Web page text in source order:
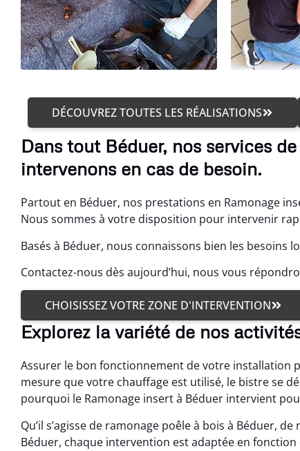
DÉCOUVREZ TOUTES LES RÉALISATIONS
Dans tout Béduer, nos services
intervenons en cas de besoin.
Partout en Béduer, nos prestations en Ramonage
Nous sommes à votre disposition pour intervenir
Basés à Béduer, nous connaissons bien les besoins
Contactez-nous dès aujourd’hui, nous vous
CHOISISSEZ VOTRE ZONE D'INTERVENTION
Explorez la variété de nos
Assurer le bon fonctionnement de votre installation
mesure que votre chauffage est utilisé, le bistre se
pourquoi le Ramonage insert à Béduer intervient
Qu’il s’agisse de ramonage poêle à bois à Béduer,
Béduer, chaque intervention est adaptée en